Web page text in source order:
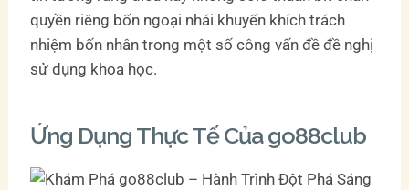
quyền riêng bốn ngoại nhái khuyến khích trách
nhiệm bốn nhân trong một số công vấn đề đề nghị
sử dụng khoa học.
Ứng Dụng Thực Tế Của go88club